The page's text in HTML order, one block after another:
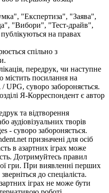
"Експертиза", "Заява",
"Вибори", "Тест-драйв",
на правах
спільно з
передрук, чи наступне
містить посилання на
UPG, суворо забороняється.
Я-Корреспондент є автор
та відтворення
аудіовізуальних творів
- суворо забороняється.
призначені для осіб
в азартних іграх може
Дотримуйтесь правил
гри. При виявленні перших
до спеціаліста.
іграх не може бути